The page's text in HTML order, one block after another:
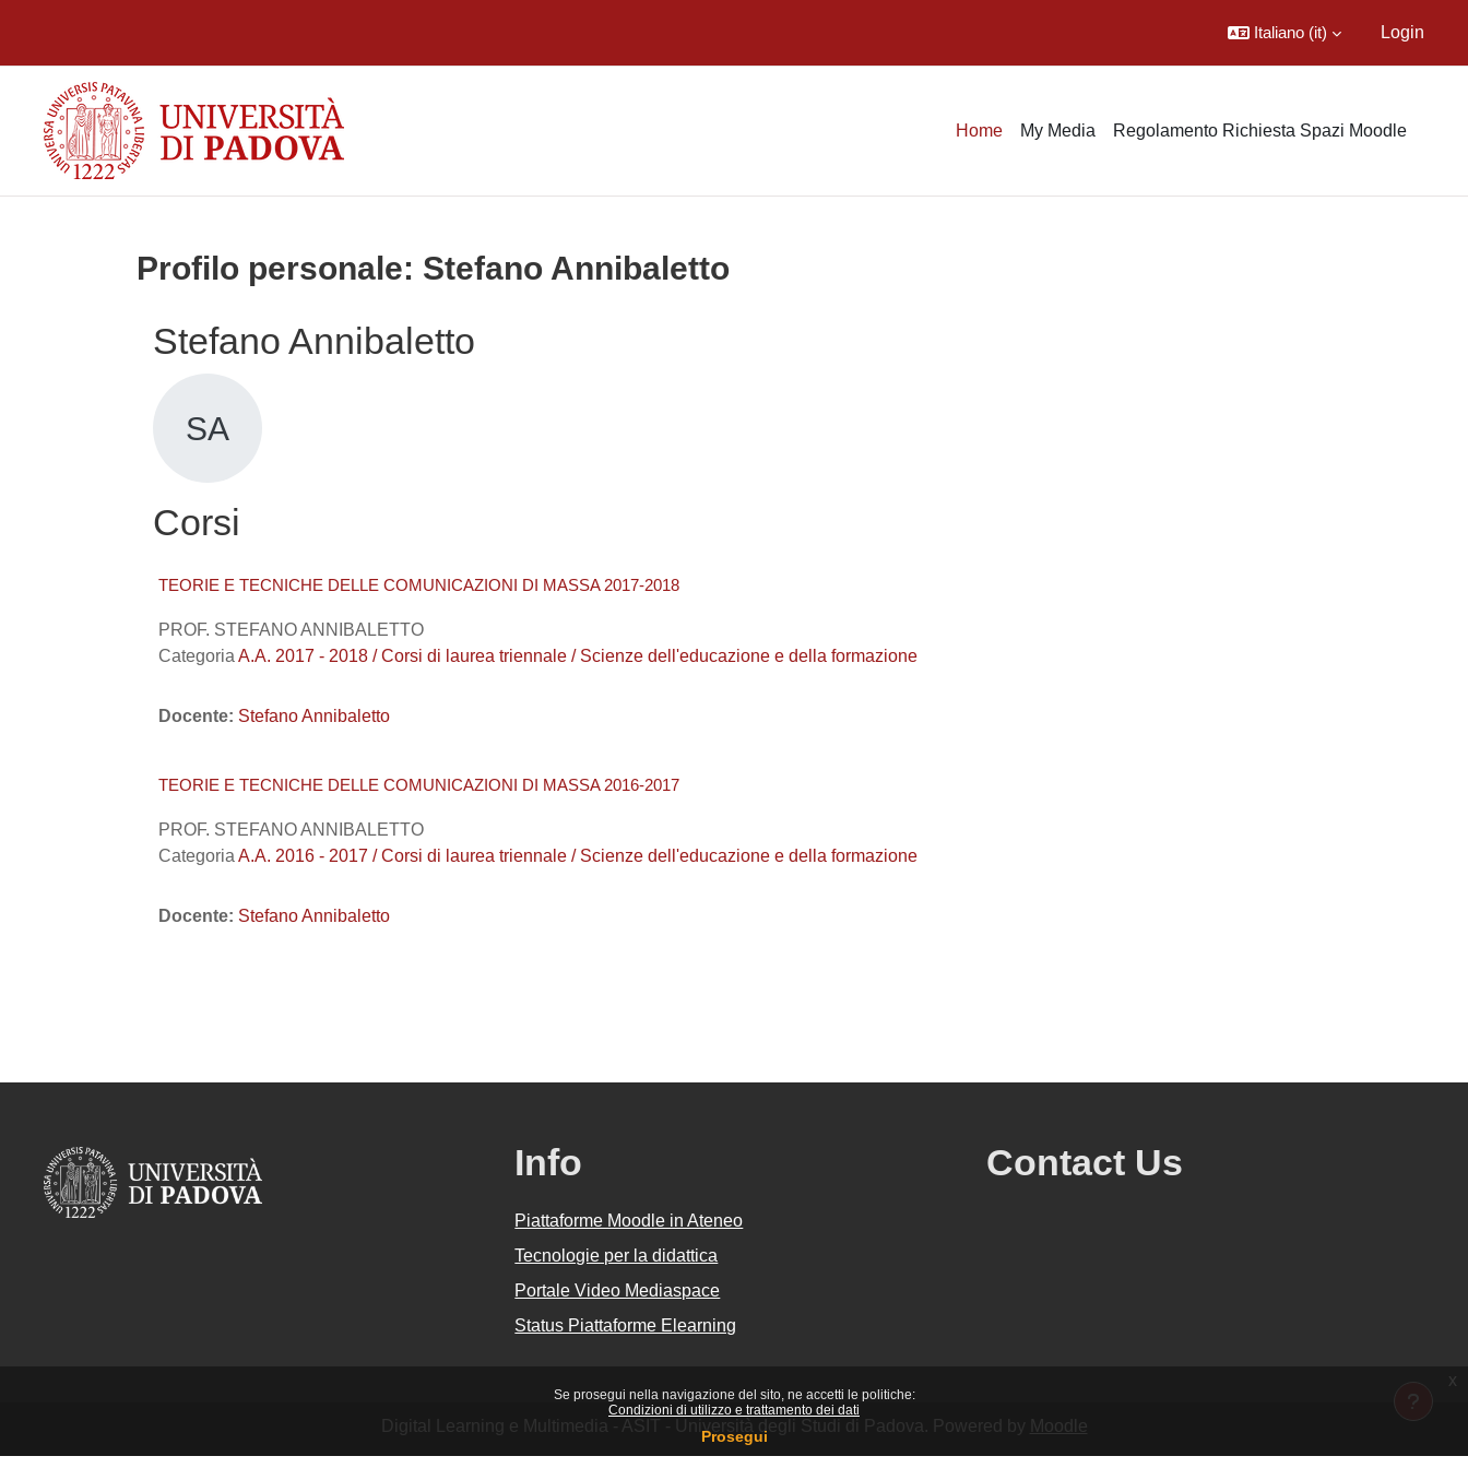
Se prosegui nella navigazione del sito, ne accetti le politiche:
Condizioni di utilizzo e trattamento dei dati
Prosegui
x
Italiano ‎(it)‎ Login
Home My Media Regolamento Richiesta Spazi Moodle
Profilo personale: Stefano Annibaletto
Stefano Annibaletto
SA
Corsi
TEORIE E TECNICHE DELLE COMUNICAZIONI DI MASSA 2017-2018
PROF. STEFANO ANNIBALETTO
Categoria A.A. 2017 - 2018 / Corsi di laurea triennale / Scienze dell'educazione e della formazione
Docente: Stefano Annibaletto
TEORIE E TECNICHE DELLE COMUNICAZIONI DI MASSA 2016-2017
PROF. STEFANO ANNIBALETTO
Categoria A.A. 2016 - 2017 / Corsi di laurea triennale / Scienze dell'educazione e della formazione
Docente: Stefano Annibaletto
Info
Piattaforme Moodle in Ateneo
Tecnologie per la didattica
Portale Video Mediaspace
Status Piattaforme Elearning
Contact Us
Digital Learning e Multimedia - ASIT - Università degli Studi di Padova. Powered by Moodle